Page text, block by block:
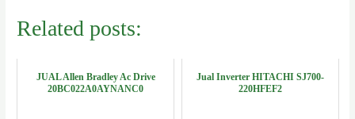
Related posts:
JUAL Allen Bradley Ac Drive
20BC022A0AYNANC0
Jual Inverter HITACHI SJ700-
220HFEF2